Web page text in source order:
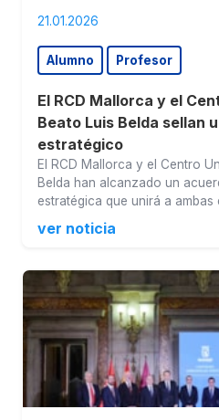
21.01.2026
Alumno Profesor
El RCD Mallorca y el
Beato Luis Belda sellan
estratégico
El RCD Mallorca y el Centro
Belda han alcanzado un
estratégica que unirá a
ver noticia